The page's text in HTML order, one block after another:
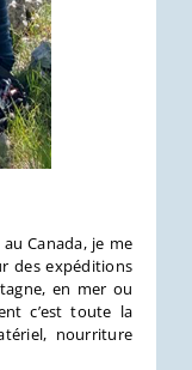
Canada, je me
des expéditions
en mer ou
c’est toute la
nourriture